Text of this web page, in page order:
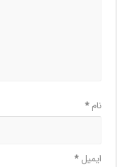
نام*
ایمیل*